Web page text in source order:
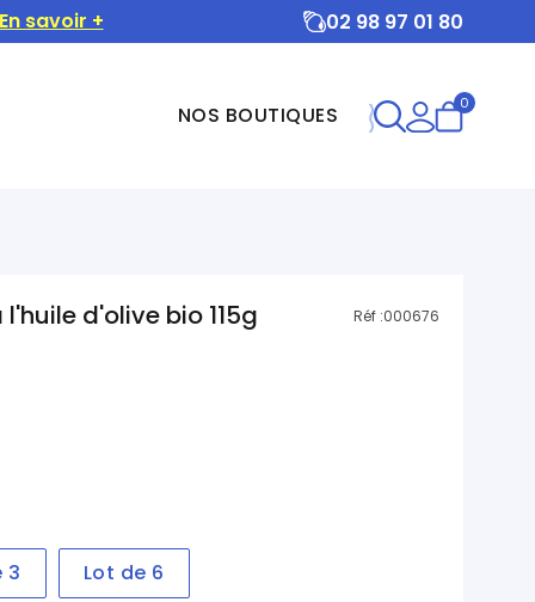
En savoir + 02 98 97 01 80
NOS BOUTIQUES 0
d'olive bio 115g Réf :000676
3 Lot de 6